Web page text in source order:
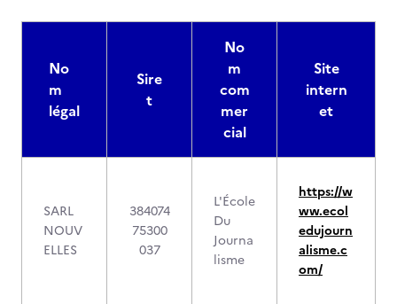
No
m
légal
Sire
t
No
m
com
mer
cial
Site
intern
et
SARL
NOUV
ELLES
384074
75300
037
L'École
Du
Journa
lisme
https://w
ww.ecol
edujourn
alisme.c
om/